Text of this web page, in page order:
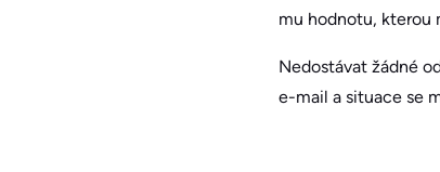
mu hodnotu, kterou
Nedostávat žádné
e-mail a situace se